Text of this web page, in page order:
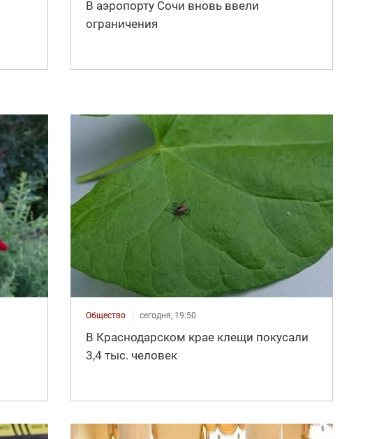
В аэропорту Сочи вновь ввели
ограничения
Общество сегодня, 19:50
В Краснодарском крае клещи покусали
3,4 тыс. человек